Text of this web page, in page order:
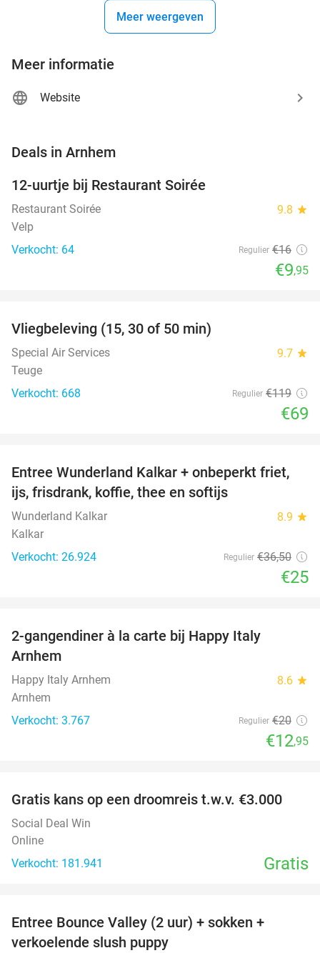
Meer weergeven
Meer informatie
Website
Deals in Arnhem
12-uurtje bij Restaurant Soirée
Restaurant Soirée 9.8 star
Velp
Verkocht: 64
Regulier €16
€9,95
Vliegbeleving (15, 30 of 50 min)
Special Air Services 9.7 star
Teuge
Verkocht: 668
Regulier €119
€69
32%
Entree Wunderland Kalkar + onbeperkt friet,
ijs, frisdrank, koffie, thee en softijs
Wunderland Kalkar 8.9 star
Kalkar
Verkocht: 26.924
Regulier €36,50
€25
2-gangendiner à la carte bij Happy Italy
Arnhem
Happy Italy Arnhem 8.6 star
Arnhem
Verkocht: 3.767
Regulier €20
€12,95
Gratis kans op een droomreis t.w.v. €3.000
Social Deal Win
Online
Verkocht: 181.941
Gratis
Entree Bounce Valley (2 uur) + sokken +
verkoelende slush puppy